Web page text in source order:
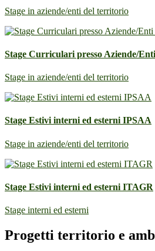
Stage in aziende/enti del territorio
Stage Curriculari presso Aziende/
Stage in aziende/enti del territorio
Stage Estivi interni ed esterni IPSAA
Stage in aziende/enti del territorio
Stage Estivi interni ed esterni ITAGR
Stage interni ed esterni
Progetti territorio e